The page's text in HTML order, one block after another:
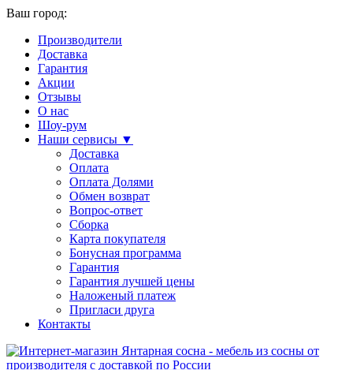
Ваш город:
Производители
Доставка
Гарантия
Акции
Отзывы
О нас
Шоу-рум
Наши сервисы ▼
Доставка
Оплата
Оплата Долями
Обмен возврат
Вопрос-ответ
Сборка
Карта покупателя
Бонусная программа
Гарантия
Гарантия лучшей цены
Наложеный платеж
Пригласи друга
Контакты